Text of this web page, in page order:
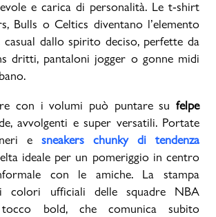
e carica di personalità. Le t-shirt
Bulls o Celtics diventano l’elemento
dallo spirito deciso, perfette da
dritti, pantaloni jogger o gonne midi
con i volumi può puntare su felpe
avvolgenti e super versatili. Portate
e sneakers chunky di tendenza
ideale per un pomeriggio in centro
con le amiche. La stampa
colori ufficiali delle squadre NBA
bold, che comunica subito